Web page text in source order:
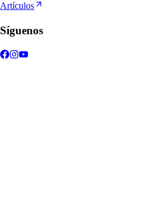
Artículos
Síguenos